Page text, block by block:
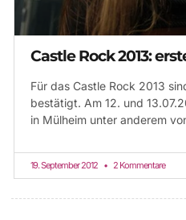
Castle Rock 2013:
Für das Castle Rock 2013
bestätigt. Am 12. und
in Mülheim unter anderem
19. September 2012 2 Kommentare